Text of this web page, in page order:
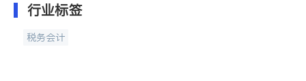
行业标签
税务会计